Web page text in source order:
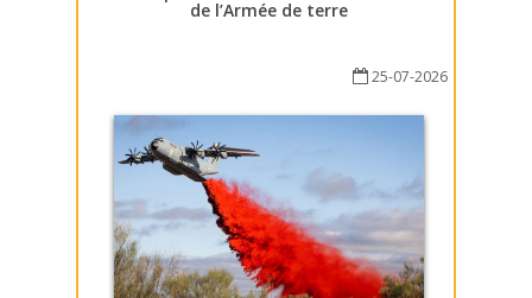
de l’Armée de terre
25-07-2026